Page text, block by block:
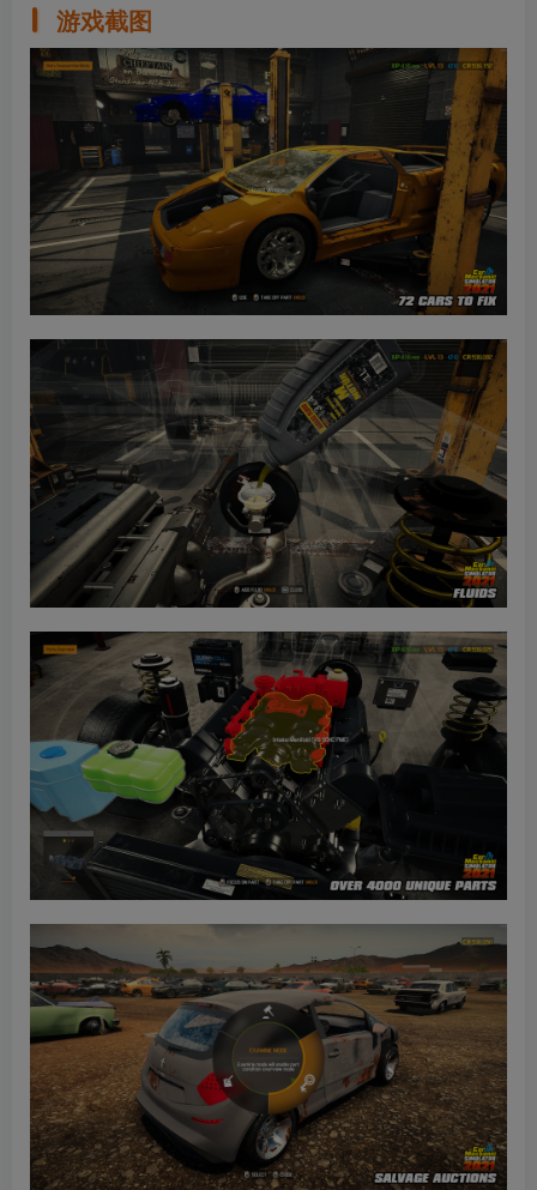
游戏截图